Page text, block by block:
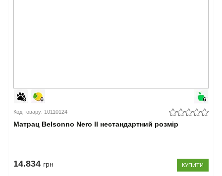
Код товару: 10110124
Матрац Belsonno Nero II нестандартний розмір
14.834 грн КУПИТИ